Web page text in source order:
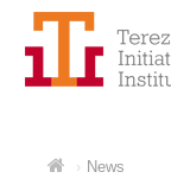
News